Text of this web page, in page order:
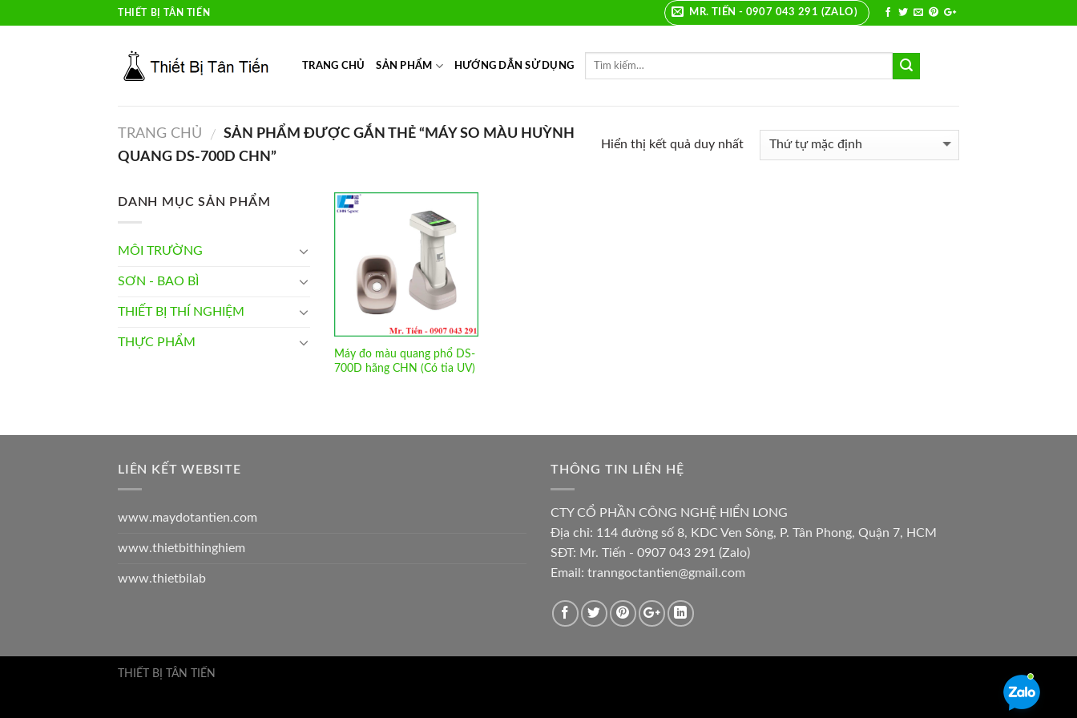
to
THIẾT BỊ TÂN TIẾN MR. TIẾN - 0907 043 291 (ZALO)
TRANG CHỦ SẢN PHẨM HƯỚNG DẪN SỬ DỤNG
TRANG CHỦ / SẢN PHẨM ĐƯỢC GẮN THẺ “MÁY SO MÀU HUỲNH
QUANG DS-700D CHN”
Hiển thị kết quả duy nhất
DANH MỤC SẢN PHẨM
MÔI TRƯỜNG
SƠN - BAO BÌ
THIẾT BỊ THÍ NGHIỆM
THỰC PHẨM
Add to
Wishlist
Máy đo màu quang phổ DS-
700D hãng CHN (Có tia UV)
LIÊN KẾT WEBSITE
www.maydotantien.com
www.thietbithinghiem
www.thietbilab
THÔNG TIN LIÊN HỆ
CTY CỔ PHẦN CÔNG NGHỆ HIỂN LONG
Địa chỉ: 114 đường số 8, KDC Ven Sông, P. Tân Phong, Quận 7, HCM
SĐT: Mr. Tiến - 0907 043 291 (Zalo)
Email: tranngoctantien@gmail.com
THIẾT BỊ TÂN TIẾN